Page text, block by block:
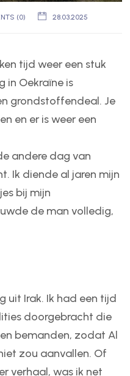
(0) 28.03.2025
tijd weer een stuk
in Oekraïne is
grondstoffendeal. Je
en er is weer een
andere dag van
Ik diende al jaren mijn
bij mijn
de man volledig,
uit Irak. Ik had een tijd
doorgebracht die
bemanden, zodat Al
zou aanvallen. Of
verhaal, was ik net